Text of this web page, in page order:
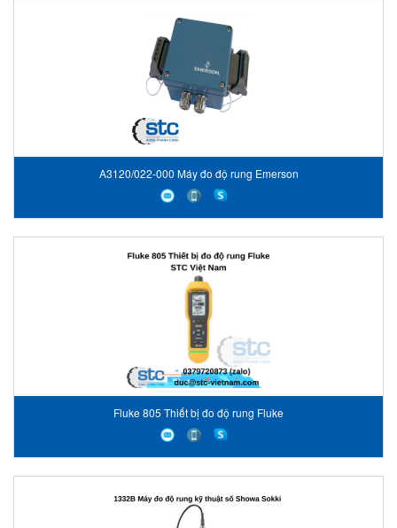
A3120/022-000 Máy đo độ rung Emerson
Fluke 805 Thiết bị đo độ rung Fluke